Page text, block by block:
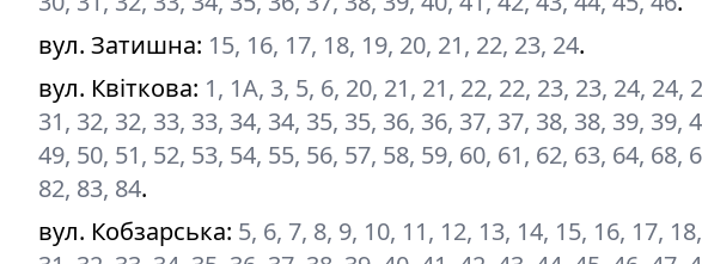
вул. Затишна: 15, 16, 17, 18, 19, 20, 21, 22, 23, 24.
вул. Квіткова: 1, 1А, 3, 5, 6, 20, 21, 21, 22, 22, 23, 23, 24, 24,
31, 32, 32, 33, 33, 34, 34, 35, 35, 36, 36, 37, 37, 38, 38, 39, 39,
49, 50, 51, 52, 53, 54, 55, 56, 57, 58, 59, 60, 61, 62, 63, 64, 68,
82, 83, 84.
вул. Кобзарська: 5, 6, 7, 8, 9, 10, 11, 12, 13, 14, 15, 16, 17,